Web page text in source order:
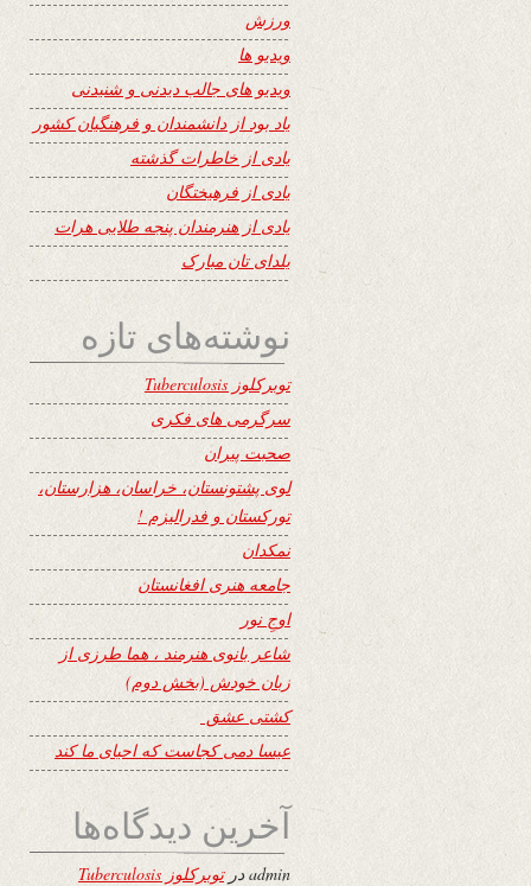
ورزش
ویدیو ها
ویدیو های جالب دیدنی و شنیدنی
یاد بود از دانشمندان و فرهنگیان کشور
یادی از خاطرات گذشته
یادی از فرهیختگان
یادی از هنرمندان پنجه طلایی هرات
یلدای تان مبارک
نوشته‌های تازه
توبرکلوز Tuberculosis
سرگرمی های فکری
صحبت پیران
لوی پشتونستان، خراسان، هزارستان،
تورکستان و فدرالیزم !
نمکدان
جامعه هنری افغانستان
اوجِ نور
شاعر بانوی هنرمند ، هما طرزی از
زبان خودش (بخش دوم)
کشتی عشق
عیسا دمی کجاست که احیای ما کند
آخرین دیدگاه‌ها
adminدرتوبرکلوز Tuberculosis